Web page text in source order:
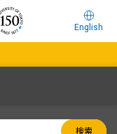
English
検索